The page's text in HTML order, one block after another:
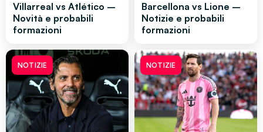
Villarreal vs Atlético –
Novità e probabili
formazioni
Barcellona vs Lione –
Notizie e probabili
formazioni
NOTIZIE NOTIZIE